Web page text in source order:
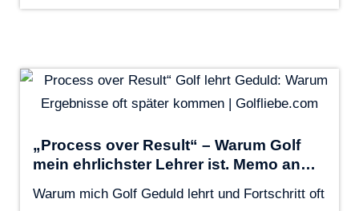
„Process over Result“ – Warum Golf
mein ehrlichster Lehrer ist. Memo an…
Warum mich Golf Geduld lehrt und Fortschritt oft